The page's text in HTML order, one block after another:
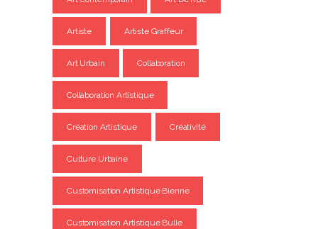
Artiste Artiste Graffeur
Art Urbain Collaboration
Collaboration Artistique
Création Artistique Créativité
Culture Urbaine
Customisation Artistique Bienne
Customisation Artistique Bulle